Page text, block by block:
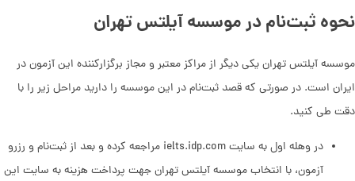
نحوه ثبت‌نام در موسسه آیلتس تهران
موسسه آیلتس تهران یکی دیگر از مراکز معتبر و مجاز برگزارکننده این آزمون در
ایران است. در صورتی که قصد ثبت‌نام در این موسسه را دارید مراحل زیر را با
دقت طی کنید.
در وهله اول به سایت ielts.idp.com مراجعه کرده و بعد از ثبت‌نام و رزرو
آزمون، با انتخاب موسسه آیلتس تهران جهت پرداخت هزینه به سایت این